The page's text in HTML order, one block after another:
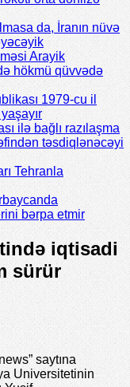
da, İranın nüvə
Arayik
hökmü qüvvədə
1979-cu il
ilə bağlı razılaşma
təsdiqlənəcəyi
Tehranla
bərpa etmir
iqtisadi
sürür
saytına
Universitetinin